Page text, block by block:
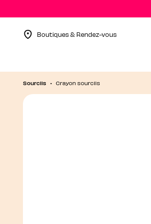
Boutiques & Rendez-vous
Sourcils Crayon sourcils